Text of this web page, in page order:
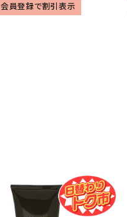
会員登録で割引表示